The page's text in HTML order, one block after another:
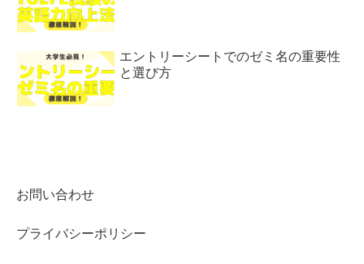
エントリーシートでのゼミ名の重要性
と選び方
お問い合わせ
プライバシーポリシー